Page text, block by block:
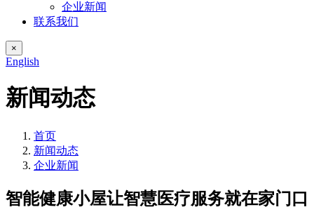
企业新闻
联系我们
×
English
新闻动态
首页
新闻动态
企业新闻
智能健康小屋让智慧医疗服务就在家门口